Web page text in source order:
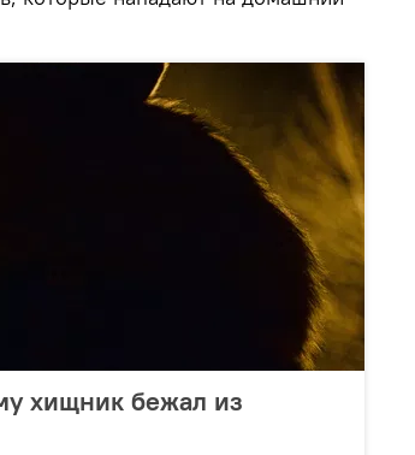
хищник бежал из